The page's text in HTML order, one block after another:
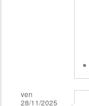
ven
28/11/2025